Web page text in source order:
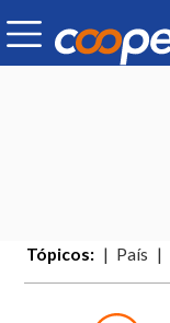
Tópicos: País